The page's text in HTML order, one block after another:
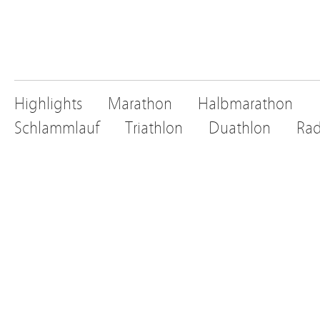
Highlights Marathon Halbmarathon
Schlammlauf
Triathlon Duathlon